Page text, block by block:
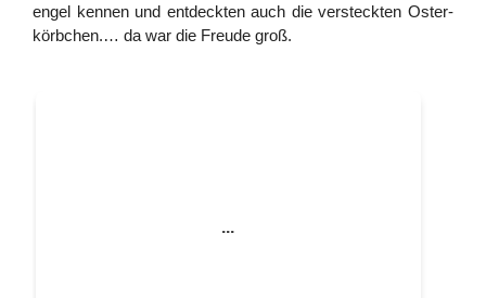
engel ken­nen und ent­deck­ten auch die ver­steck­ten Oster­
körb­chen.… da war die Freu­de groß.